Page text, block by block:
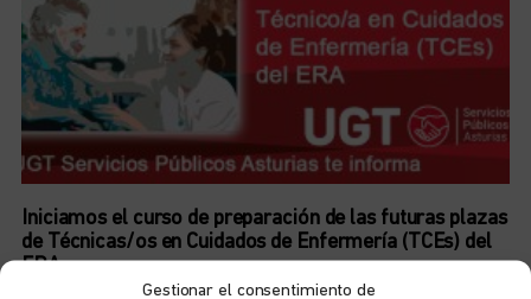
Gestionar el consentimiento de
Iniciamos el curso de preparación de las futuras plazas
de Técnicas/os en Cuidados de Enfermería (TCEs) del
ERA
6 de agosto de 2026 No hay comentarios